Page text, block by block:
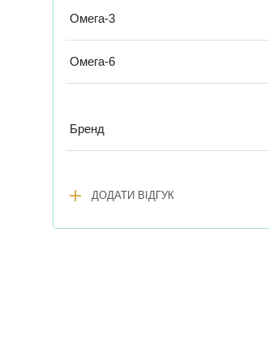
Омега-3
Омега-6
Бренд
add ДОДАТИ ВІДГУК